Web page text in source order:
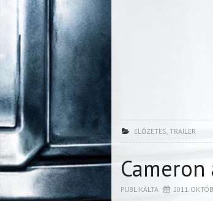
ELŐZETES, TRAILER
PUBLIKÁLTA 2011.